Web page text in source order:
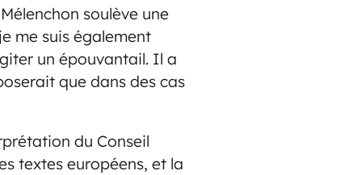
soulève une
me suis également
un épouvantail. Il a
que dans des cas
du Conseil
textes européens, et la